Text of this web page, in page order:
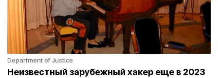
Department of Justice
Неизвестный зарубежный хакер еще в 2023